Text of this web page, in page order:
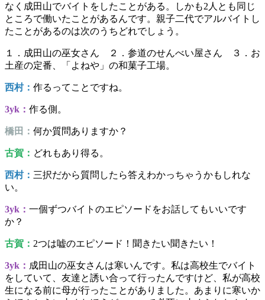
なく成田山でバイトをしたことがある。しかも2人とも同じ
ところで働いたことがあるんです。親子二代でアルバイトし
たことがあるのは次のうちどれでしょう。
１．成田山の巫女さん ２．参道のせんべい屋さん ３．お
土産の定番、「よねや」の和菓子工場。
西村： 作るってことですね。
3yk： 作る側。
橋田： 何か質問ありますか？
古賀： どれもあり得る。
西村： 三択だから質問したら答えわかっちゃうかもしれな
い。
3yk： 一個ずつバイトのエピソードをお話してもいいです
か？
古賀： 2つは嘘のエピソード！聞きたい聞きたい！
3yk： 成田山の巫女さんは寒いんです。私は高校生でバイト
をしていて、友達と誘い合って行ったんですけど、私が高校
生になる前に母が行ったことがありました。あまりに寒いか